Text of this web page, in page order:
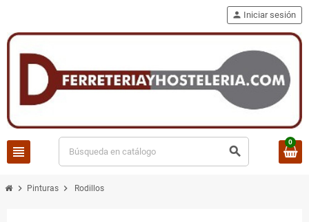
view_headline search
person Iniciar sesión
0
chevron_right Pinturas chevron_right Rodillos